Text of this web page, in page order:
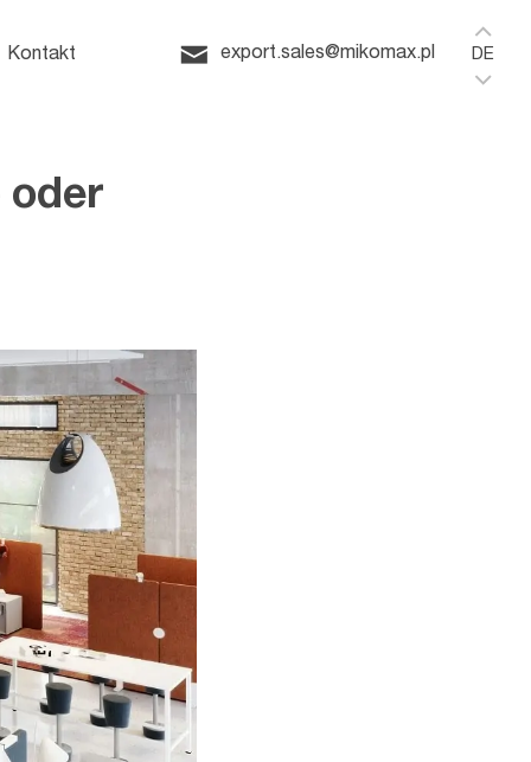
Kontakt export.sales@mikomax.pl DE
oder